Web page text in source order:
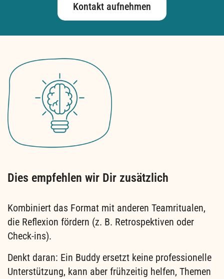
Kontakt aufnehmen
Dies empfehlen wir Dir zusätzlich
Kombiniert das Format mit anderen Teamritualen,
die Reflexion fördern (z. B. Retrospektiven oder
Check-ins).
Denkt daran: Ein Buddy ersetzt keine professionelle
Unterstützung, kann aber frühzeitig helfen, Themen